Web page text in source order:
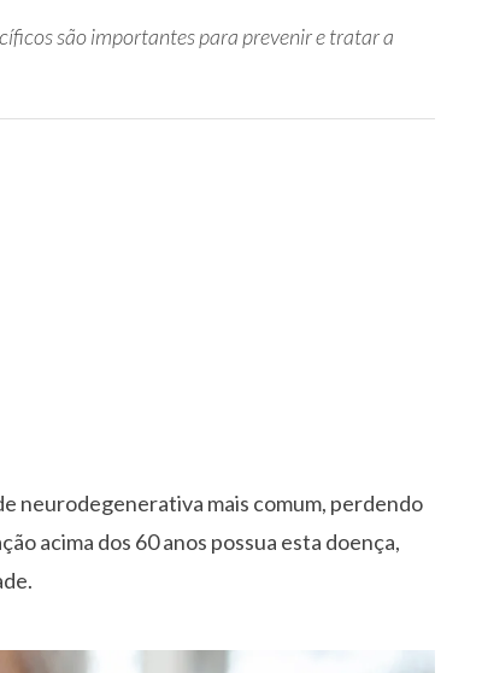
são importantes para prevenir e tratar a
neurodegenerativa mais comum, perdendo
acima dos 60 anos possua esta doença,